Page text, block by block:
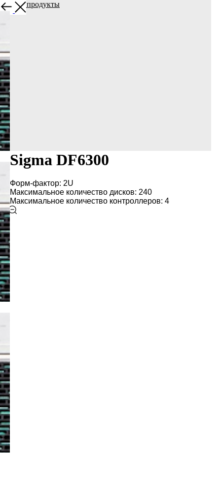
Другие продукты
Sigma DF6300
Форм-фактор: 2U
Максимальное количество дисков: 240
Максимальное количество контроллеров: 4